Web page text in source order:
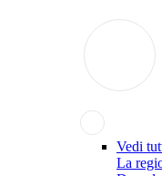
Vedi
La